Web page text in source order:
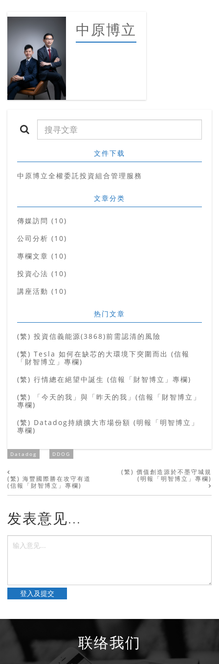
中原博立
文件下载
中原博立全權委託投資組合管理服務
文章分类
傳媒訪問 (10)
公司分析 (10)
專欄文章 (10)
投資心法 (10)
講座活動 (10)
热门文章
(繁) 投資信義能源(3868)前需認清的風險
(繁) Tesla 如何在缺芯的大環境下突圍而出 (信報
「財智博立」專欄)
(繁) 行情總在絕望中誕生 (信報「財智博立」專欄)
(繁) 「今天的我」與「昨天的我」(信報「財智博立」
專欄)
(繁) Datadog持續擴大市場份額 (明報「明智博立」
專欄)
Datadog DDOG
(繁) 海豐國際勝在攻守有道
(信報「財智博立」專欄)
(繁) 價值創造源於不墨守城規
(明報「明智博立」專欄)
发表意见...
登入及提交
联络我们